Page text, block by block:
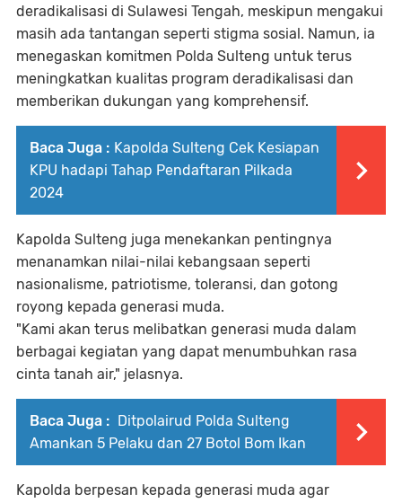
deradikalisasi di Sulawesi Tengah, meskipun mengakui
masih ada tantangan seperti stigma sosial. Namun, ia
menegaskan komitmen Polda Sulteng untuk terus
meningkatkan kualitas program deradikalisasi dan
memberikan dukungan yang komprehensif.
Baca Juga : Kapolda Sulteng Cek Kesiapan
KPU hadapi Tahap Pendaftaran Pilkada
2024
Kapolda Sulteng juga menekankan pentingnya
menanamkan nilai-nilai kebangsaan seperti
nasionalisme, patriotisme, toleransi, dan gotong
royong kepada generasi muda.
"Kami akan terus melibatkan generasi muda dalam
berbagai kegiatan yang dapat menumbuhkan rasa
cinta tanah air," jelasnya.
Baca Juga :
Ditpolairud Polda Sulteng
Amankan 5 Pelaku dan 27 Botol Bom Ikan
Kapolda berpesan kepada generasi muda agar